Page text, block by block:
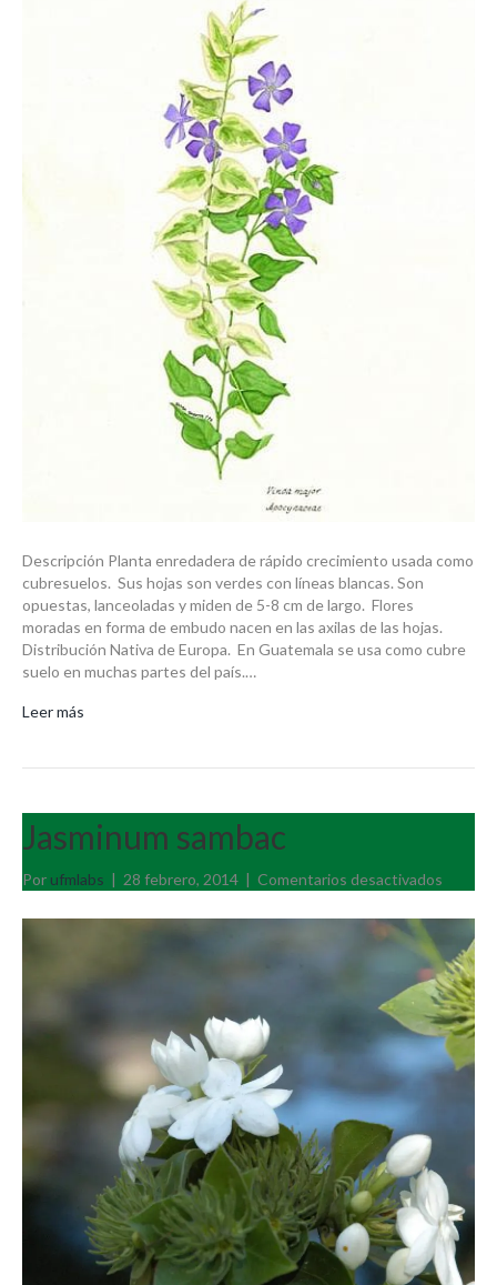
Descripción Planta enredadera de rápido crecimiento usada como
cubresuelos. Sus hojas son verdes con líneas blancas. Son
opuestas, lanceoladas y miden de 5-8 cm de largo. Flores
moradas en forma de embudo nacen en las axilas de las hojas.
Distribución Nativa de Europa. En Guatemala se usa como cubre
suelo en muchas partes del país.…
Leer más
Jasminum sambac
Por ufmlabs | 28 febrero, 2014 | Comentarios desactivados
sambac